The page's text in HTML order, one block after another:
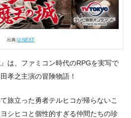
出典:U-NEXT
は、ファミコン時代のRPGを実写で
孝之主演の冒険物語！
旅立った勇者テルヒコが帰らないこ
シヒコと個性的すぎる仲間たちの珍